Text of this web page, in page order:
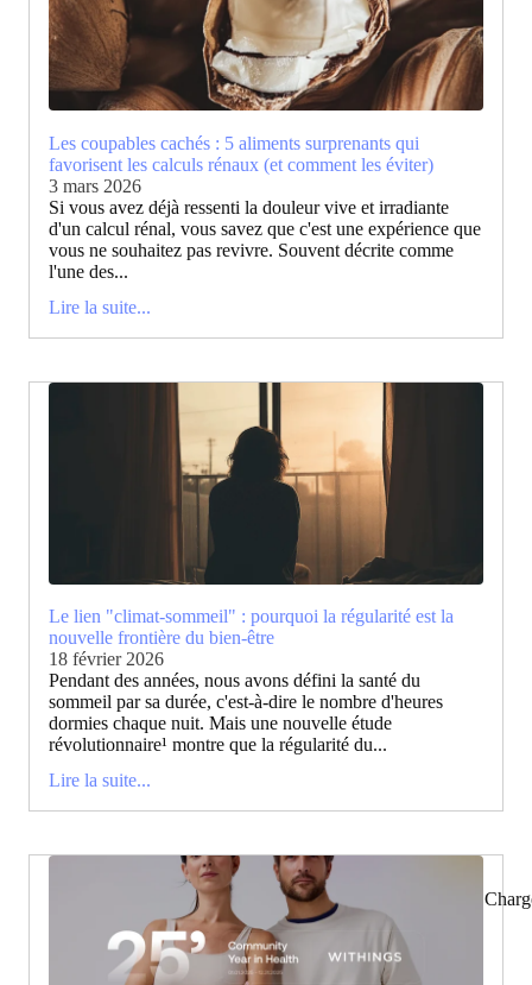
Les coupables cachés : 5 aliments surprenants qui
favorisent les calculs rénaux (et comment les éviter)
3 mars 2026
Si vous avez déjà ressenti la douleur vive et irradiante
d'un calcul rénal, vous savez que c'est une expérience que
vous ne souhaitez pas revivre. Souvent décrite comme
l'une des...
Lire la suite...
Le lien "climat-sommeil" : pourquoi la régularité est la
nouvelle frontière du bien-être
18 février 2026
Pendant des années, nous avons défini la santé du
sommeil par sa durée, c'est-à-dire le nombre d'heures
dormies chaque nuit. Mais une nouvelle étude
révolutionnaire¹ montre que la régularité du...
Lire la suite...